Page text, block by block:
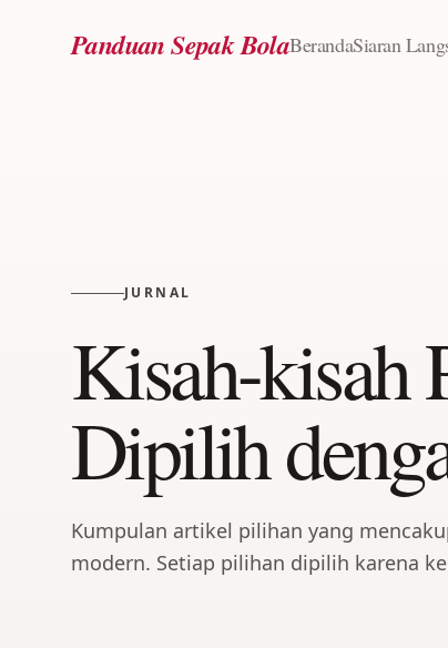
Panduan Sepak BolaBerandaSiaran
JURNAL
Kisah-kisah
Dipilih
Kumpulan artikel pilihan yang
modern. Setiap pilihan dipilih karena